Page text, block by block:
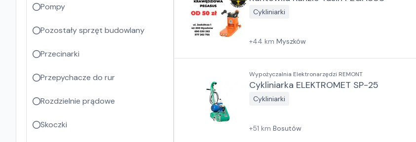
Cykliniarki
+44 km Myszków
Wypożyczalnia Elektronarzędzi REMONT
Cykliniarka ELEKTROMET SP-25
Cykliniarki
+51 km Bosutów
Pompy
Pozostały sprzęt budowlany
Przecinarki
Przepychacze do rur
Rozdzielnie prądowe
Skoczki